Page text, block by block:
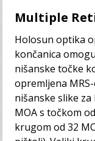
Multiple
Holosun optika
končanica
nišanske točke
opremljena
nišanske slike
MOA s točkom
krugom od 32